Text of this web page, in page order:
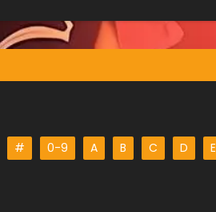
# 0-9 A B C D E